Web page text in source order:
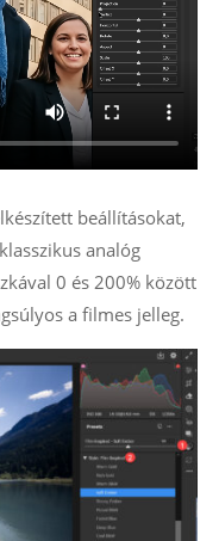
beállításokat,
analóg
0 és 200% között
a filmes jelleg.